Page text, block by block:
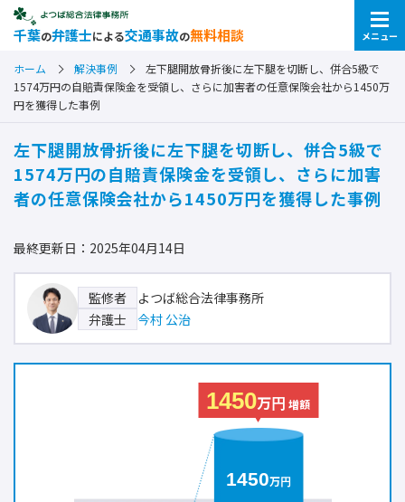
千葉の弁護士による交通事故の無料相談 メニュー
ホーム 解決事例
左下腿開放骨折後に左下腿を切断し、併合5級で
1574万円の自賠責保険金を受領し、さらに加害者の任意保険会社から1450万
円を獲得した事例
左下腿開放骨折後に左下腿を切断し、併合5級で
1574万円の自賠責保険金を受領し、さらに加害
者の任意保険会社から1450万円を獲得した事例
最終更新日：2025年04月14日
監修者
よつば総合法律事務所
弁護士
今村 公治
1450万円
1450万円 増額